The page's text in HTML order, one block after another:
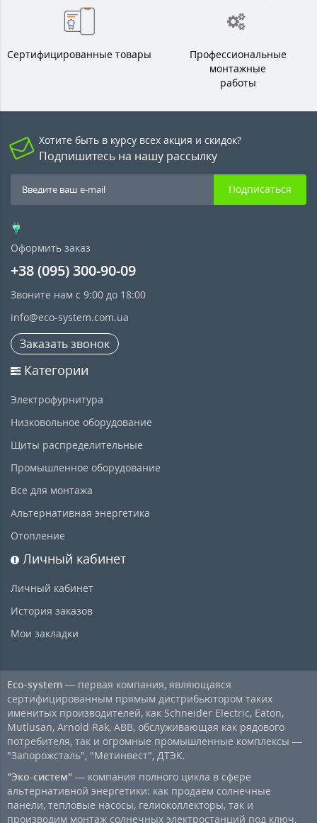
Сертифицированные товары
Профессиональные
монтажные
работы
Хотите быть в курсу всех акция и скидок?
Подпишитесь на нашу рассылку
Подписаться
Оформить заказ
+38 (095) 300-90-09
Звоните нам с 9:00 до 18:00
info@eco-system.com.ua
Заказать звонок
Категории
Электрофурнитура
Низковольное оборудование
Щиты распределительные
Промышленное оборудование
Все для монтажа
Альтернативная энергетика
Отопление
Личный кабинет
Личный кабинет
История заказов
Мои закладки
Eco-system — первая компания, являющаяся
сертифицированным прямым дистрибьютором таких
именитых производителей, как Schneider Electric, Eaton,
Mutlusan, Arnold Rak, ABB, обслуживающая как рядового
потребителя, так и огромные промышленные комплексы —
"Запорожсталь", "Метинвест", ДТЭК.
"Эко-систем" — компания полного цикла в сфере
альтернативной энергетики: как продаем солнечные
панели, тепловые насосы, гелиоколлекторы, так и
производим монтаж солнечных электростанций под ключ,